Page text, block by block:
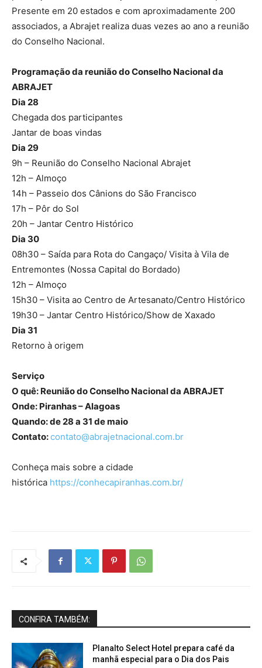
Presente em 20 estados e com aproximadamente 200
associados, a Abrajet realiza duas vezes ao ano a reunião
do Conselho Nacional.
Programação da reunião do Conselho Nacional da
ABRAJET
Dia 28
Chegada dos participantes
Jantar de boas vindas
Dia 29
9h – Reunião do Conselho Nacional Abrajet
12h – Almoço
14h – Passeio dos Cânions do São Francisco
17h – Pôr do Sol
20h – Jantar Centro Histórico
Dia 30
08h30 – Saída para Rota do Cangaço/ Visita à Vila de
Entremontes (Nossa Capital do Bordado)
12h – Almoço
15h30 – Visita ao Centro de Artesanato/Centro Histórico
19h30 – Jantar Centro Histórico/Show de Xaxado
Dia 31
Retorno à origem
Serviço
O quê: Reunião do Conselho Nacional da ABRAJET
Onde: Piranhas – Alagoas
Quando: de 28 a 31 de maio
Contato:contato@abrajetnacional.com.br
Conheça mais sobre a cidade
histórica https://conhecapiranhas.com.br/
CONFIRA TAMBÉM:
Planalto Select Hotel prepara café da
manhã especial para o Dia dos Pais